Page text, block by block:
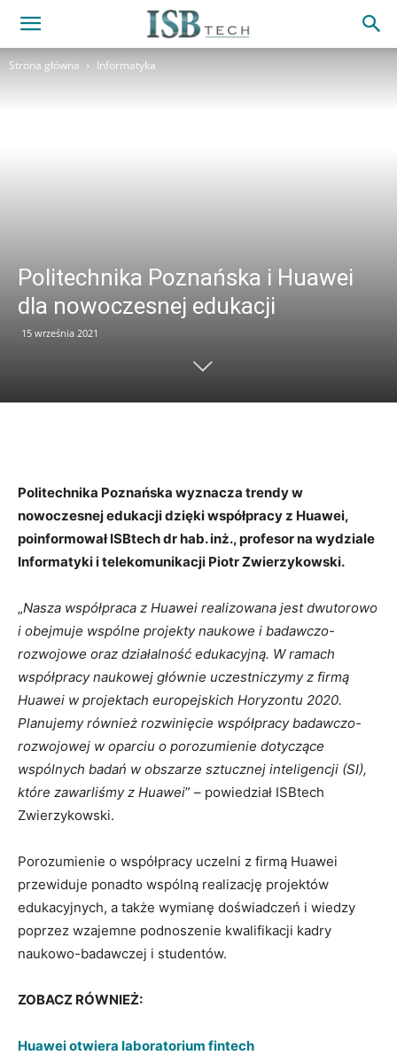
Strona główna Informatyka
Politechnika Poznańska i Huawei
dla nowoczesnej edukacji
15 września 2021
Politechnika Poznańska wyznacza trendy w
nowoczesnej edukacji dzięki współpracy z Huawei,
poinformował ISBtech dr hab. inż., profesor na wydziale
Informatyki i telekomunikacji Piotr Zwierzykowski.
„Nasza współpraca z Huawei realizowana jest dwutorowo
i obejmuje wspólne projekty naukowe i badawczo-
rozwojowe oraz działalność edukacyjną. W ramach
współpracy naukowej głównie uczestniczymy z firmą
Huawei w projektach europejskich Horyzontu 2020.
Planujemy również rozwinięcie współpracy badawczo-
rozwojowej w oparciu o porozumienie dotyczące
wspólnych badań w obszarze sztucznej inteligencji (SI),
które zawarliśmy z Huawei” – powiedział ISBtech
Zwierzykowski.
Porozumienie o współpracy uczelni z firmą Huawei
przewiduje ponadto wspólną realizację projektów
edukacyjnych, a także wymianę doświadczeń i wiedzy
poprzez wzajemne podnoszenie kwalifikacji kadry
naukowo-badawczej i studentów.
ZOBACZ RÓWNIEŻ:
Huawei otwiera laboratorium fintech